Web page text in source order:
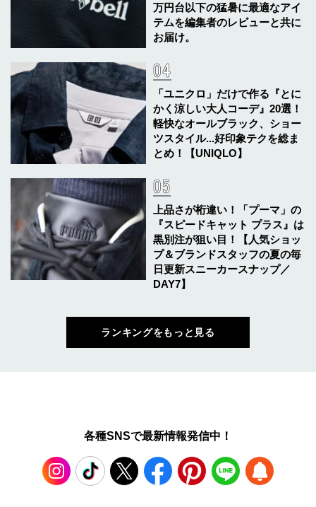
万円台以下の猛暑に最適なアイ
テムを編集者のレビューと共に
お届け。
「ユニクロ」だけで作る『とに
かく涼しい大人コーデ』20選！
軽快なオールブラック、ショー
ツスタイル...好印象テクを総ま
とめ！【UNIQLO】
上品さが桁違い！「プーマ」の
『スピードキャット プラス』は
黒別注が狙い目！【人気ショッ
プ＆ブランドスタッフの夏の毎
日更新スニーカースナップ／
DAY7】
ランキングをもっと見る
各種SNSで最新情報発信中！